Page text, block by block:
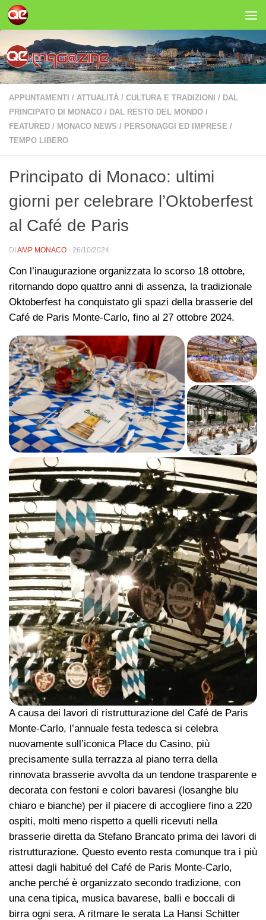
Salta al contenuto
APPUNTAMENTI / ATTUALITÀ / CULTURA E TRADIZIONI / DAL
PRINCIPATO DI MONACO / DAL RESTO DEL MONDO /
FEATURED / MONACO NEWS / PERSONAGGI ED IMPRESE /
TEMPO LIBERO
Principato di Monaco: ultimi
giorni per celebrare l’Oktoberfest
al Café de Paris
DI AMP MONACO · 26/10/2024
Con l’inaugurazione organizzata lo scorso 18 ottobre,
ritornando dopo quattro anni di assenza, la tradizionale
Oktoberfest ha conquistato gli spazi della brasserie del
Café de Paris Monte-Carlo, fino al 27 ottobre 2024.
A causa dei lavori di ristrutturazione del Café de Paris
Monte-Carlo, l’annuale festa tedesca si celebra
nuovamente sull’iconica Place du Casino, più
precisamente sulla terrazza al piano terra della
rinnovata brasserie avvolta da un tendone trasparente e
decorata con festoni e colori bavaresi (losanghe blu
chiaro e bianche) per il piacere di accogliere fino a 220
ospiti, molti meno rispetto a quelli ricevuti nella
brasserie diretta da Stefano Brancato prima dei lavori di
ristrutturazione. Questo evento resta comunque tra i più
attesi dagli habitué del Café de Paris Monte-Carlo,
anche perché è organizzato secondo tradizione, con
una cena tipica, musica bavarese, balli e boccali di
birra ogni sera. A ritmare le serata La Hansi Schitter